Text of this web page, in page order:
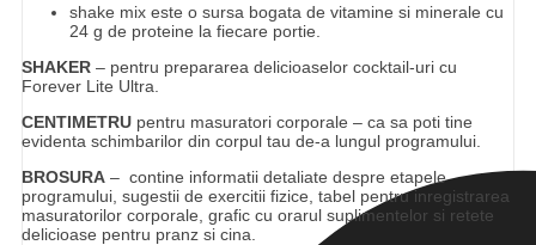
shake mix este o sursa bogata de vitamine si minerale cu
24 g de proteine la fiecare portie.
SHAKER – pentru prepararea delicioaselor cocktail-uri cu
Forever Lite Ultra.
CENTIMETRU pentru masuratori corporale – ca sa poti tine
evidenta schimbarilor din corpul tau de-a lungul programului.
BROSURA – contine informatii detaliate despre etapele
programului, sugestii de exercitii fizice, tabel pentru inregistrarea
masuratorilor corporale, grafic cu orarul suplimentelor si retete
delicioase pentru pranz si cina.